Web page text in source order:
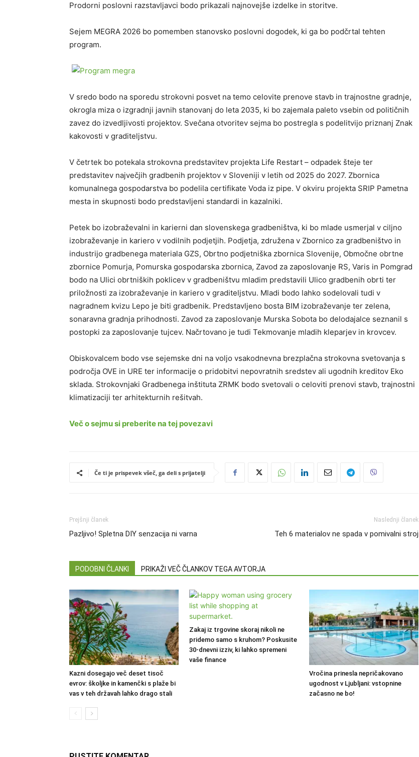
Prodorni poslovni razstavljavci bodo prikazali najnovejše izdelke in storitve.
Sejem MEGRA 2026 bo pomemben stanovsko poslovni dogodek, ki ga bo podčrtal tehten
program.
V sredo bodo na sporedu strokovni posvet na temo celovite prenove stavb in trajnostne gradnje,
okrogla miza o izgradnji javnih stanovanj do leta 2035, ki bo zajemala paleto vsebin od političnih
zavez do izvedljivosti projektov. Svečana otvoritev sejma bo postregla s podelitvijo priznanj Znak
kakovosti v graditeljstvu.
V četrtek bo potekala strokovna predstavitev projekta Life Restart – odpadek šteje ter
predstavitev največjih gradbenih projektov v Sloveniji v letih od 2025 do 2027. Zbornica
komunalnega gospodarstva bo podelila certifikate Voda iz pipe. V okviru projekta SRIP Pametna
mesta in skupnosti bodo predstavljeni standardi in kazalniki.
Petek bo izobraževalni in karierni dan slovenskega gradbeništva, ki bo mlade usmerjal v ciljno
izobraževanje in kariero v vodilnih podjetjih. Podjetja, združena v Zbornico za gradbeništvo in
industrijo gradbenega materiala GZS, Obrtno podjetniška zbornica Slovenije, Območne obrtne
zbornice Pomurja, Pomurska gospodarska zbornica, Zavod za zaposlovanje RS, Varis in Pomgrad
bodo na Ulici obrtniških poklicev v gradbeništvu mladim predstavili Ulico gradbenih obrti ter
priložnosti za izobraževanje in kariero v graditeljstvu. Mladi bodo lahko sodelovali tudi v
nagradnem kvizu Lepo je biti gradbenik. Predstavljeno bosta BIM izobraževanje ter zelena,
sonaravna gradnja prihodnosti. Zavod za zaposlovanje Murska Sobota bo delodajalce seznanil s
postopki za zaposlovanje tujcev. Načrtovano je tudi Tekmovanje mladih kleparjev in krovcev.
Obiskovalcem bodo vse sejemske dni na voljo vsakodnevna brezplačna strokovna svetovanja s
področja OVE in URE ter informacije o pridobitvi nepovratnih sredstev ali ugodnih kreditov Eko
sklada. Strokovnjaki Gradbenega inštituta ZRMK bodo svetovali o celoviti prenovi stavb, trajnostni
klimatizaciji ter arhitekturnih rešitvah.
Več o sejmu si preberite na tej povezavi
Če ti je prispevek všeč, ga deli s prijatelji
Prejšnji članek
Pazljivo! Spletna DIY senzacija ni varna
Naslednji članek
Teh 6 materialov ne spada v pomivalni stroj
PODOBNI ČLANKI PRIKAŽI VEČ ČLANKOV TEGA AVTORJA
Kazni dosegajo več deset tisoč
evrov: školjke in kamenčki s plaže bi
vas v teh državah lahko drago stali
Zakaj iz trgovine skoraj nikoli ne
pridemo samo s kruhom? Poskusite
30-dnevni izziv, ki lahko spremeni
vaše finance
Vročina prinesla nepričakovano
ugodnost v Ljubljani: vstopnine
začasno ne bo!